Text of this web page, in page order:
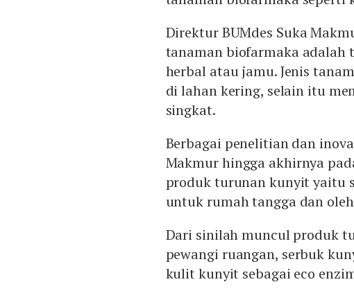
Direktur BUMdes Suka
tanaman biofarmaka adalah
herbal atau jamu. Jenis
di lahan kering, selain itu
singkat.
Berbagai penelitian dan
Makmur hingga akhirnya
produk turunan kunyit yaitu
untuk rumah tangga dan
Dari sinilah muncul produk
pewangi ruangan, serbuk
kulit kunyit sebagai eco